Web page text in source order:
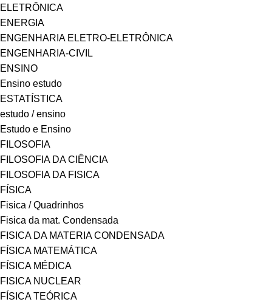
ELETRÔNICA
ENERGIA
ENGENHARIA ELETRO-ELETRÔNICA
ENGENHARIA-CIVIL
ENSINO
Ensino estudo
ESTATÍSTICA
estudo / ensino
Estudo e Ensino
FILOSOFIA
FILOSOFIA DA CIÊNCIA
FILOSOFIA DA FISICA
FÍSICA
Fisica / Quadrinhos
Fisica da mat. Condensada
FISICA DA MATERIA CONDENSADA
FÍSICA MATEMÁTICA
FÍSICA MÉDICA
FISICA NUCLEAR
FÍSICA TEÓRICA